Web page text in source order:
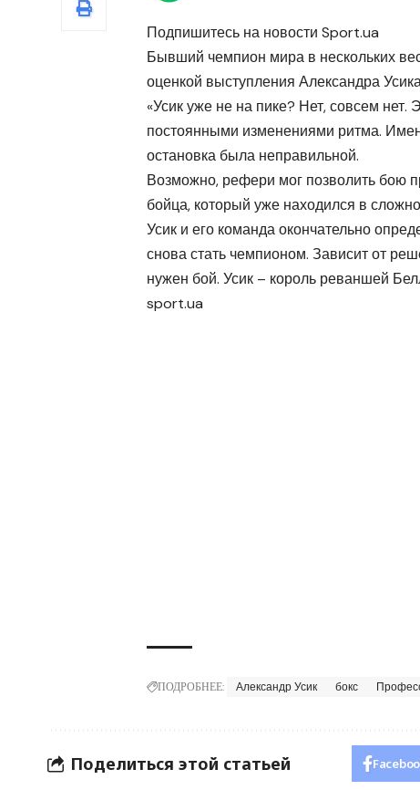
Подпишитесь на новости Sport.ua
Бывший чемпион мира в нескольких
оценкой выступления Александра
«Усик уже не на пике? Нет, совсем
постоянными изменениями ритма.
остановка была неправильной.
Возможно, рефери мог позволить бою
бойца, который уже находился в
Усик и его команда окончательно
снова стать чемпионом. Зависит от
нужен бой. Усик – король реваншей
sport.ua
ПОДРОБНЕЕ: Александр Усик бокс
Поделиться этой статьей